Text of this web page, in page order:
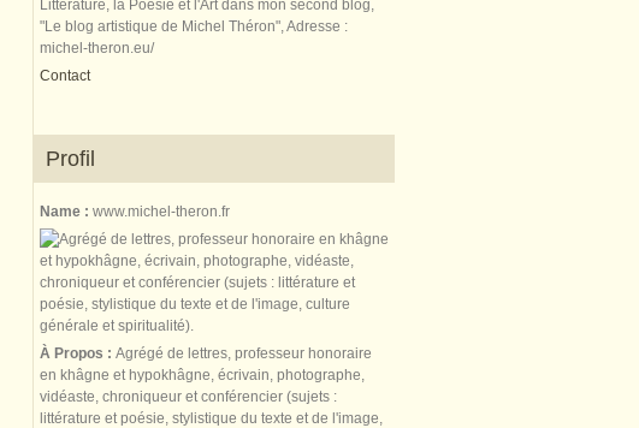
Littérature, la Poésie et l'Art dans mon second blog,
"Le blog artistique de Michel Théron", Adresse :
michel-theron.eu/
Contact
Profil
Name : www.michel-theron.fr
À Propos : Agrégé de lettres, professeur honoraire
en khâgne et hypokhâgne, écrivain, photographe,
vidéaste, chroniqueur et conférencier (sujets :
littérature et poésie, stylistique du texte et de l'image,